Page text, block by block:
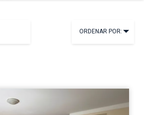
ORDENAR POR: